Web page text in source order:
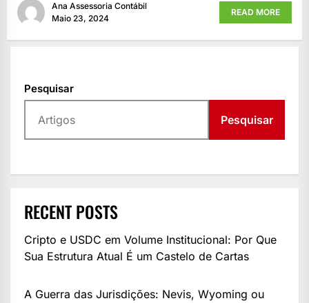
Ana Assessoria Contábil
Maio 23, 2024
READ MORE
Pesquisar
Pesquisar
RECENT POSTS
Cripto e USDC em Volume Institucional: Por Que
Sua Estrutura Atual É um Castelo de Cartas
A Guerra das Jurisdições: Nevis, Wyoming ou